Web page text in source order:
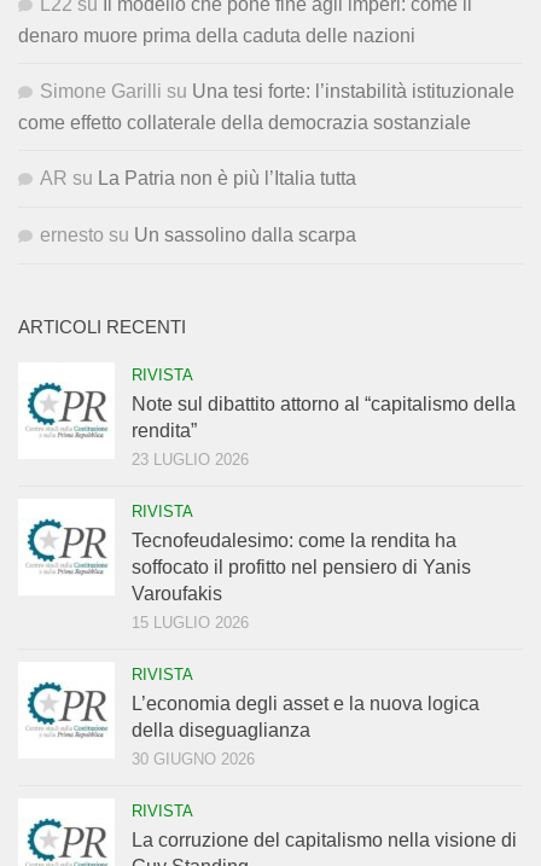
L22 su
Il modello che pone fine agli imperi: come il
denaro muore prima della caduta delle nazioni
Simone Garilli su Una tesi forte: l’instabilità istituzionale
come effetto collaterale della democrazia sostanziale
AR su La Patria non è più l’Italia tutta
ernesto su Un sassolino dalla scarpa
ARTICOLI RECENTI
RIVISTA
Note sul dibattito attorno al “capitalismo della
rendita”
23 LUGLIO 2026
RIVISTA
Tecnofeudalesimo: come la rendita ha
soffocato il profitto nel pensiero di Yanis
Varoufakis
15 LUGLIO 2026
RIVISTA
L’economia degli asset e la nuova logica
della diseguaglianza
30 GIUGNO 2026
RIVISTA
La corruzione del capitalismo nella visione di